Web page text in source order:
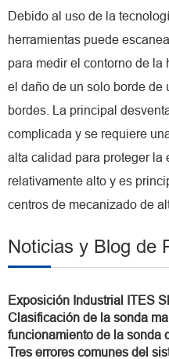
Debido al uso de la
herramientas puede
para medir el contorno de la
el daño de un solo borde de
bordes. La principal
complicada y se requiere
alta calidad para proteger la
relativamente alto y es
centros de mecanizado de
Noticias y Blog de
Exposición Industrial ITES
Clasificación de la sonda
funcionamiento de la sonda
Tres errores comunes del